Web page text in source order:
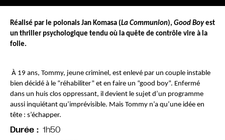
Réalisé par le polonais Jan Komasa (La Communion), Good Boy est
un thriller psychologique tendu où la quête de contrôle vire à la
folie.
bien décidé à le “réhabiliter” et en faire un “good boy”. Enfermé
dans un huis clos oppressant, il devient le sujet d’un programme
aussi inquiétant qu’imprévisible. Mais Tommy n’a qu’une idée en
tête : s’échapper.
Durée
1h50